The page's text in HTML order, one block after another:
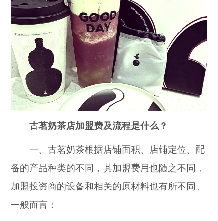
古茗奶茶店加盟费及流程是什么？
一、古茗奶茶根据店铺面积、店铺定位、配
备的产品种类的不同，其加盟费用也随之不同，
加盟投资商的设备和相关的原材料也有所不同。
一般而言：